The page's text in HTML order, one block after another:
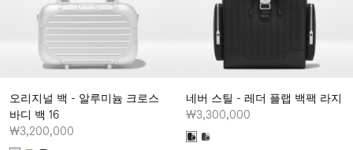
오리지널 백 - 알루미늄 크로스
바디 백 16
₩3,200,000
네버 스틸 - 레더 플랩 백팩 라지
₩3,300,000